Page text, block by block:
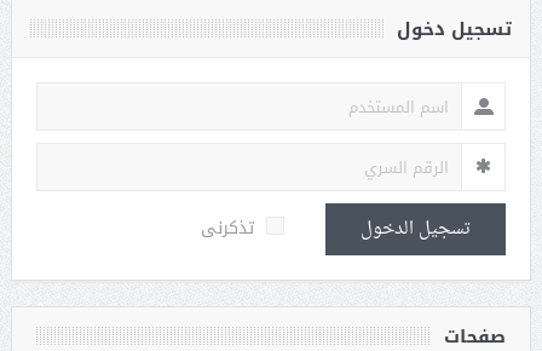
تسجيل دخول
تسجيل الدخول تذكرنى
صفحات